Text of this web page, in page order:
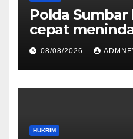
Polda
cepat
dugaan
yang diduga
seorang
08/08/2026
HUKRIM